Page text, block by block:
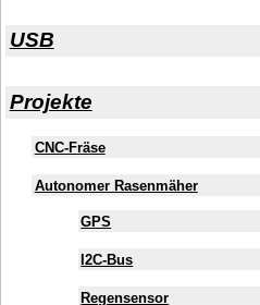
USB
Projekte
CNC-Fräse
Autonomer Rasenmäher
GPS
I2C-Bus
Regensensor